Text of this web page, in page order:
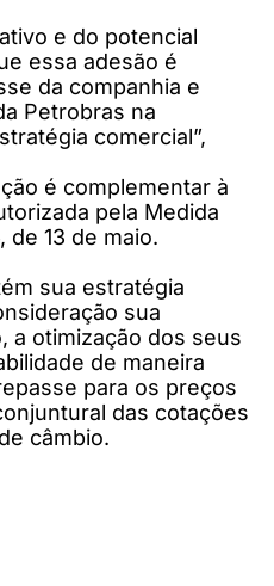
e do potencial
essa adesão é
da companhia e
Petrobras na
comercial”,
é complementar à
pela Medida
de 13 de maio.
sua estratégia
sua
a otimização dos seus
de maneira
para os preços
das cotações
câmbio.